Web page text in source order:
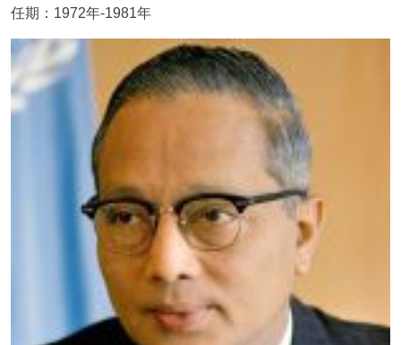
任期：1972年-1981年
Image